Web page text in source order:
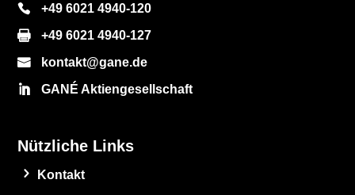
+49 6021 4940-120
+49 6021 4940-127
kontakt@gane.de
GANÉ Aktiengesellschaft
Nützliche Links
Kontakt